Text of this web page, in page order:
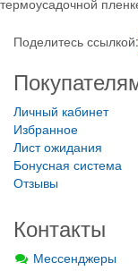
термоусадочной
Поделитесь ссылкой:
Личный кабинет
Избранное
Лист ожидания
Бонусная система
Отзывы
Контакты
Мессенджеры